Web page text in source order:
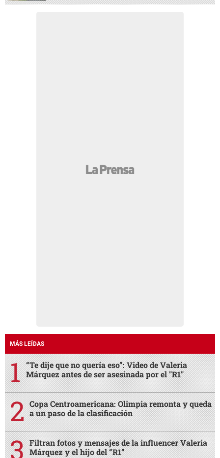
MÁS LEÍDAS
“Te dije que no quería eso”: Video de Valeria
Márquez antes de ser asesinada por el "R1"
Copa Centroamericana: Olimpia remonta y queda
a un paso de la clasificación
Filtran fotos y mensajes de la influencer Valeria
Márquez y el hijo del “R1”